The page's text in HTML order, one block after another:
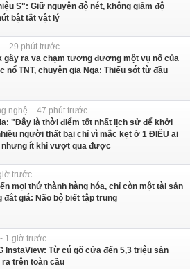
S": Giữ nguyên độ nét, không giảm độ
bật tắt vật lý
- 29 phút trước
gây ra va chạm tương đương một vụ nổ của
nổ TNT, chuyên gia Nga: Thiếu sót từ đầu
nghệ - 47 phút trước
"Đây là thời điểm tốt nhất lịch sử để khởi
người thất bại chỉ vì mắc kẹt ở 1 ĐIỀU ai
nhưng ít khi vượt qua được
trước
mọi thứ thành hàng hóa, chỉ còn một tài sản
đắt giá: Não bộ biết tập trung
1 giờ trước
InstaView: Từ cú gõ cửa đến 5,3 triệu sản
ra trên toàn cầu